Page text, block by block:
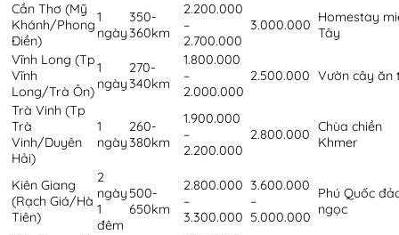
Cần Thơ (Mỹ
Khánh/Phong
Điền)
1
ngày
350-
360km
2.200.000
–
2.700.000
3.000.000 Homestay
Tây
Vĩnh Long (Tp
Vĩnh
Long/Trà Ôn)
1
ngày
270-
340km
1.800.000
–
2.000.000
2.500.000 Vườn cây ăn
Trà Vinh (Tp
Trà
Vinh/Duyên
Hải)
1
ngày
260-
380km
1.900.000
–
2.200.000
2.800.000 Chùa chiền
Khmer
Kiên Giang
(Rạch Giá/Hà
Tiên)
2
ngày
1
đêm
500-
650km
2.800.000
–
3.300.000
3.600.000
–
5.000.000
Phú Quốc
ngọc